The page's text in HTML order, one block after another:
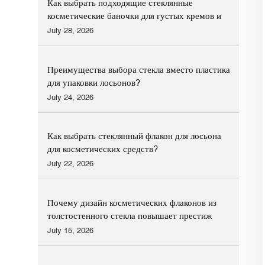
Как выбрать подходящие стеклянные
косметические баночки для густых кремов и
бальзамов для глаз
July 28, 2026
Преимущества выбора стекла вместо пластика
для упаковки лосьонов?
July 24, 2026
Как выбрать стеклянный флакон для лосьона
для косметических средств?
July 22, 2026
Почему дизайн косметических флаконов из
толстостенного стекла повышает престиж
премиальных косметических брендов?
July 15, 2026